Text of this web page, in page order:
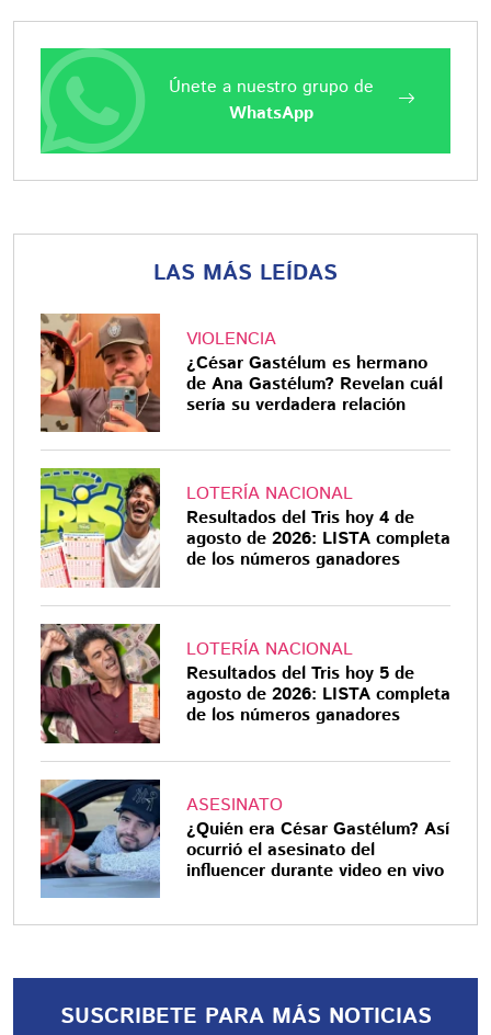
Únete a nuestro grupo de
WhatsApp
LAS MÁS LEÍDAS
VIOLENCIA
¿César Gastélum es hermano
de Ana Gastélum? Revelan cuál
sería su verdadera relación
LOTERÍA NACIONAL
Resultados del Tris hoy 4 de
agosto de 2026: LISTA completa
de los números ganadores
LOTERÍA NACIONAL
Resultados del Tris hoy 5 de
agosto de 2026: LISTA completa
de los números ganadores
ASESINATO
¿Quién era César Gastélum? Así
ocurrió el asesinato del
influencer durante video en vivo
SUSCRIBETE PARA MÁS NOTICIAS